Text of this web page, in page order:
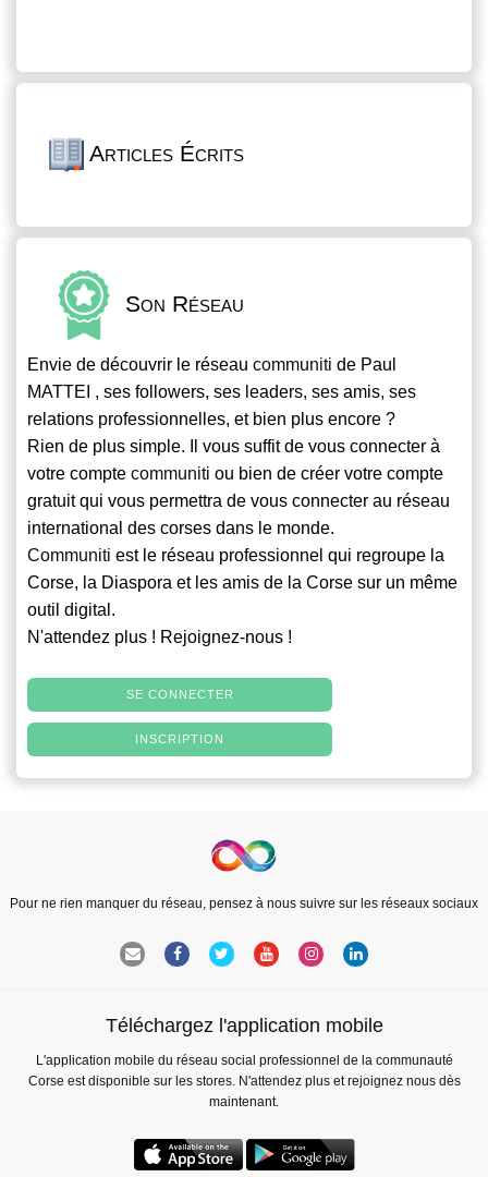
Articles Écrits
Son Réseau
Envie de découvrir le réseau communiti de Paul
MATTEI , ses followers, ses leaders, ses amis, ses
relations professionnelles, et bien plus encore ?
Rien de plus simple. Il vous suffit de vous connecter à
votre compte communiti ou bien de créer votre compte
gratuit qui vous permettra de vous connecter au réseau
international des corses dans le monde.
Communiti est le réseau professionnel qui regroupe la
Corse, la Diaspora et les amis de la Corse sur un même
outil digital.
N'attendez plus ! Rejoignez-nous !
SE CONNECTER
INSCRIPTION
Pour ne rien manquer du réseau, pensez à nous suivre sur les réseaux sociaux
Téléchargez l'application mobile
L'application mobile du réseau social professionnel de la communauté
Corse est disponible sur les stores. N'attendez plus et rejoignez nous dès
maintenant.